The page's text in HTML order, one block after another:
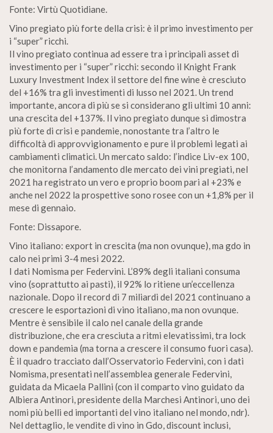
Fonte: Virtù Quotidiane.
Vino pregiato più forte della crisi: è il primo investimento per
i “super” ricchi.
Il vino pregiato continua ad essere tra i principali asset di
investimento per i “super” ricchi: secondo il Knight Frank
Luxury Investment Index il settore del fine wine è cresciuto
del +16% tra gli investimenti di lusso nel 2021. Un trend
importante, ancora di più se si considerano gli ultimi 10 anni:
una crescita del +137%. Il vino pregiato dunque si dimostra
più forte di crisi e pandemie, nonostante tra l’altro le
difficoltà di approvvigionamento e pure il problemi legati ai
cambiamenti climatici. Un mercato saldo: l’indice Liv-ex 100,
che monitorna l’andamento dle mercato dei vini pregiati, nel
2021 ha registrato un vero e proprio boom pari al +23% e
anche nel 2022 la prospettive sono rosee con un +1,8% per il
mese di gennaio.
Fonte: Dissapore.
Vino italiano: export in crescita (ma non ovunque), ma gdo in
calo nei primi 3-4 mesi 2022.
I dati Nomisma per Federvini. L’89% degli italiani consuma
vino (soprattutto ai pasti), il 92% lo ritiene un’eccellenza
nazionale. Dopo il record di 7 miliardi del 2021 continuano a
crescere le esportazioni di vino italiano, ma non ovunque.
Mentre è sensibile il calo nel canale della grande
distribuzione, che era cresciuta a ritmi elevatissimi, tra lock
down e pandemia (ma torna a crescere il consumo fuori casa).
È il quadro tracciato dall’Osservatorio Federvini, con i dati
Nomisma, presentati nell’assemblea generale Federvini,
guidata da Micaela Pallini (con il comparto vino guidato da
Albiera Antinori, presidente della Marchesi Antinori, uno dei
nomi più belli ed importanti del vino italiano nel mondo, ndr).
Nel dettaglio, le vendite di vino in Gdo, discount inclusi,